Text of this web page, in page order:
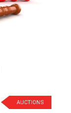
AUCTIONS